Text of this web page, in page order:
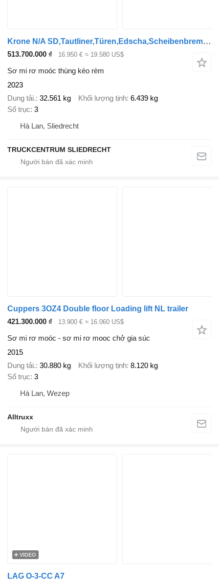
Krone N/A SD,Tautliner,Türen,Edscha,Scheibenbremsen,Hebe Achse
513.700.000 ₫ 16.950 € ≈ 19.580 US$
Sơ mi rơ moóc thùng kéo rèm
2023
Dung tải. 32.561 kg Khối lượng tịnh 6.439 kg
Số trục 3
Hà Lan, Sliedrecht
TRUCKCENTRUM SLIEDRECHT
Cuppers 3OZ4 Double floor Loading lift NL trailer
421.300.000 ₫
13.900 € ≈ 16.060 US$
Sơ mi rơ moóc - sơ mi rơ mooc chở gia súc
2015
Dung tải. 30.880 kg Khối lượng tịnh 8.120 kg
Số trục 3
Hà Lan, Wezep
Alltruxx
VIDEO
LAG O-3-CC A7